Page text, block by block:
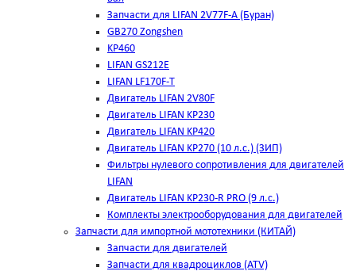
Запчасти для LIFAN 2V77F-A (Буран)
GB270 Zongshen
KP460
LIFAN GS212E
LIFAN LF170F-T
Двигатель LIFAN 2V80F
Двигатель LIFAN KP230
Двигатель LIFAN KP420
Двигатель LIFAN KP270 (10 л.с.) (ЗИП)
Фильтры нулевого сопротивления для двигателей
LIFAN
Двигатель LIFAN KP230-R PRO (9 л.с.)
Комплекты электрооборудования для двигателей
Запчасти для импортной мототехники (КИТАЙ)
Запчасти для двигателей
Запчасти для квадроциклов (ATV)